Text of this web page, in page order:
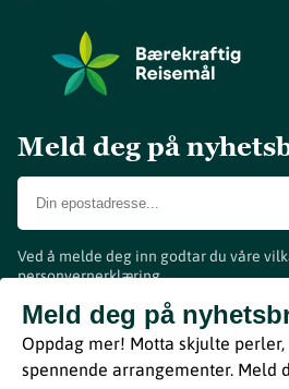
Meld deg på
Ved å melde deg inn godtar du våre
personvernerklæring.
Meld deg på
Oppdag mer! Motta skjulte perler,
spennende arrangementer. Meld
www.visitvestfold.com
Turistinformasjon
Vestfold Fylkeskommune